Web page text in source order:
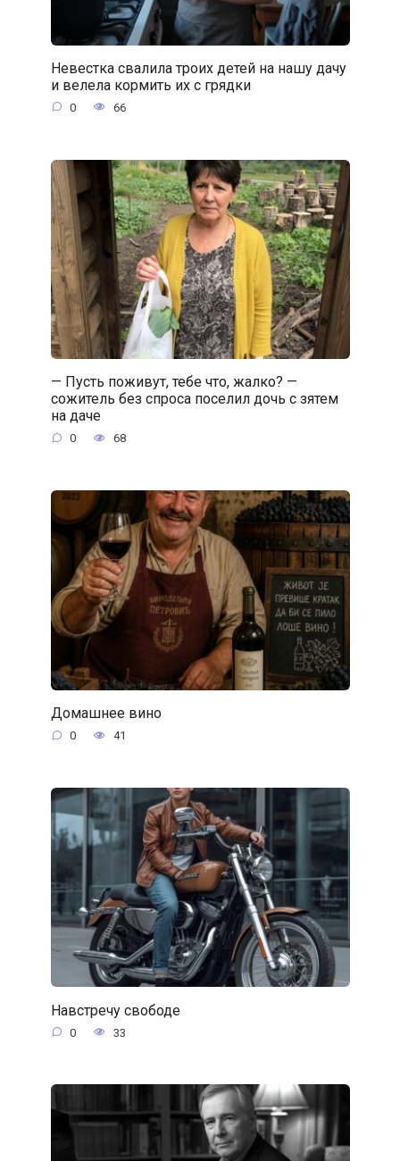
Невестка свалила троих детей на нашу дачу
и велела кормить их с грядки
0 66
— Пусть поживут, тебе что, жалко? —
сожитель без спроса поселил дочь с зятем
на даче
0 68
Домашнее вино
0 41
Навстречу свободе
0 33